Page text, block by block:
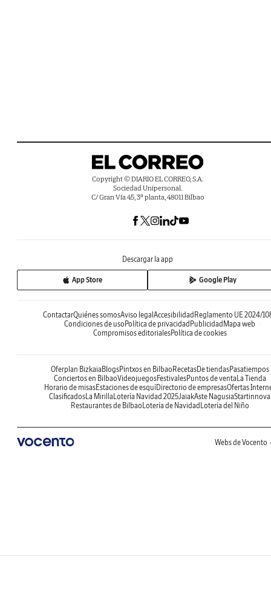
Copyright © DIARIO EL CORREO, S.A.
Sociedad Unipersonal.
C/ Gran Vía 45, 3ª planta, 48011 Bilbao
Descargar la app
App Store Google Play
ContactarQuiénes somosAviso legal Accesibilidad Reglamento UE 2024/
Condiciones de uso Política de privacidad Publicidad Mapa web
Compromisos editorialesPolítica de cookies
Oferplan Bizkaia BlogsPintxos en Bilbao RecetasDe tiendasPasatiempos
Conciertos en BilbaoVideojuegosFestivalesPuntos de venta La Tienda
Horario de misasEstaciones de esquíDirectorio de empresasOfertas
Clasificados La Mirilla Lotería Navidad 2025JaiakAste NagusiaStartinnova
Restaurantes de Bilbao Lotería de Navidad Lotería del Niño
Webs de Vocento